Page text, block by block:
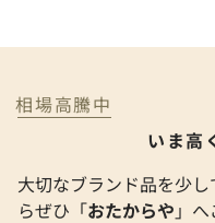
相場高騰中
いま高
大切なブランド品を少
らぜひ「おたからや 」